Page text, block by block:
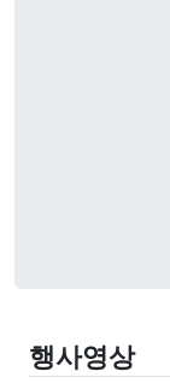
행사영상